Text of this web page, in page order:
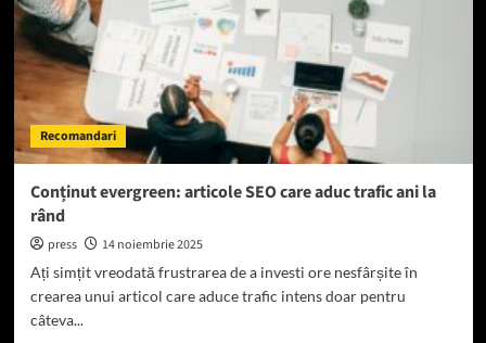
Recomandari
Conținut evergreen: articole SEO care aduc trafic ani la
rând
press
14 noiembrie 2025
Ați simțit vreodată frustrarea de a investi ore nesfârșite în
crearea unui articol care aduce trafic intens doar pentru
câteva...